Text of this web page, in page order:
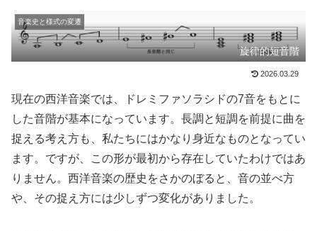
音楽史と様式の変遷
旋律的短音階
2026.03.29
現在の西洋音楽では、ドレミファソラシドの7音をもとに
した音階が基本になっています。長調と短調を前提に曲を
捉える考え方も、私たちにはかなり身近なものとなってい
ます。ですが、この形が最初から存在していたわけではあ
りません。西洋音楽の歴史をさかのぼると、音の並べ方
や、その捉え方には少しずつ変化がありました。